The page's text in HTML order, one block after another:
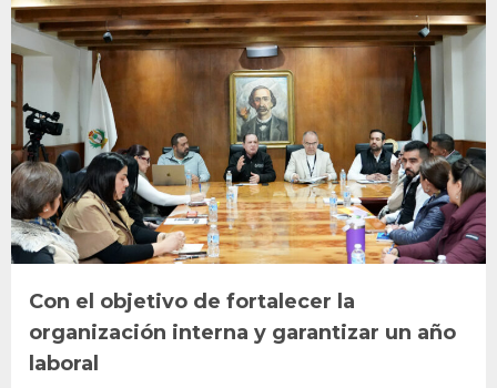
Con el objetivo de fortalecer la
organización interna y garantizar un año
laboral